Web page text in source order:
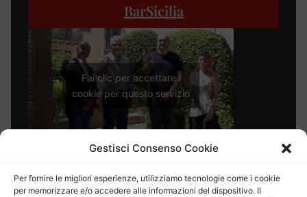
Gestisci Consenso Cookie
Per fornire le migliori esperienze, utilizziamo tecnologie come i cookie
per memorizzare e/o accedere alle informazioni del dispositivo. Il
BarSicilia
Fai clic per accettare i
cookie per questo servizio
Bar Sicilia, a Ispica la sfida per il futuro passa
VIDEO